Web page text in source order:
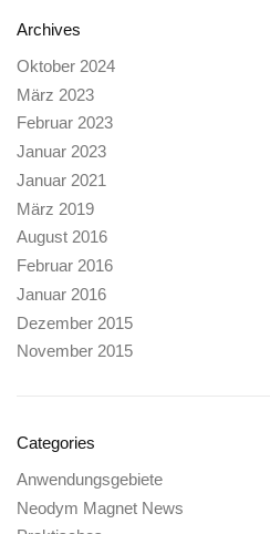
Archives
Oktober 2024
März 2023
Februar 2023
Januar 2023
Januar 2021
März 2019
August 2016
Februar 2016
Januar 2016
Dezember 2015
November 2015
Categories
Anwendungsgebiete
Neodym Magnet News